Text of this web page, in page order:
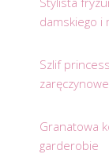
damskiego i
Szlif
Granatowa
garderobie